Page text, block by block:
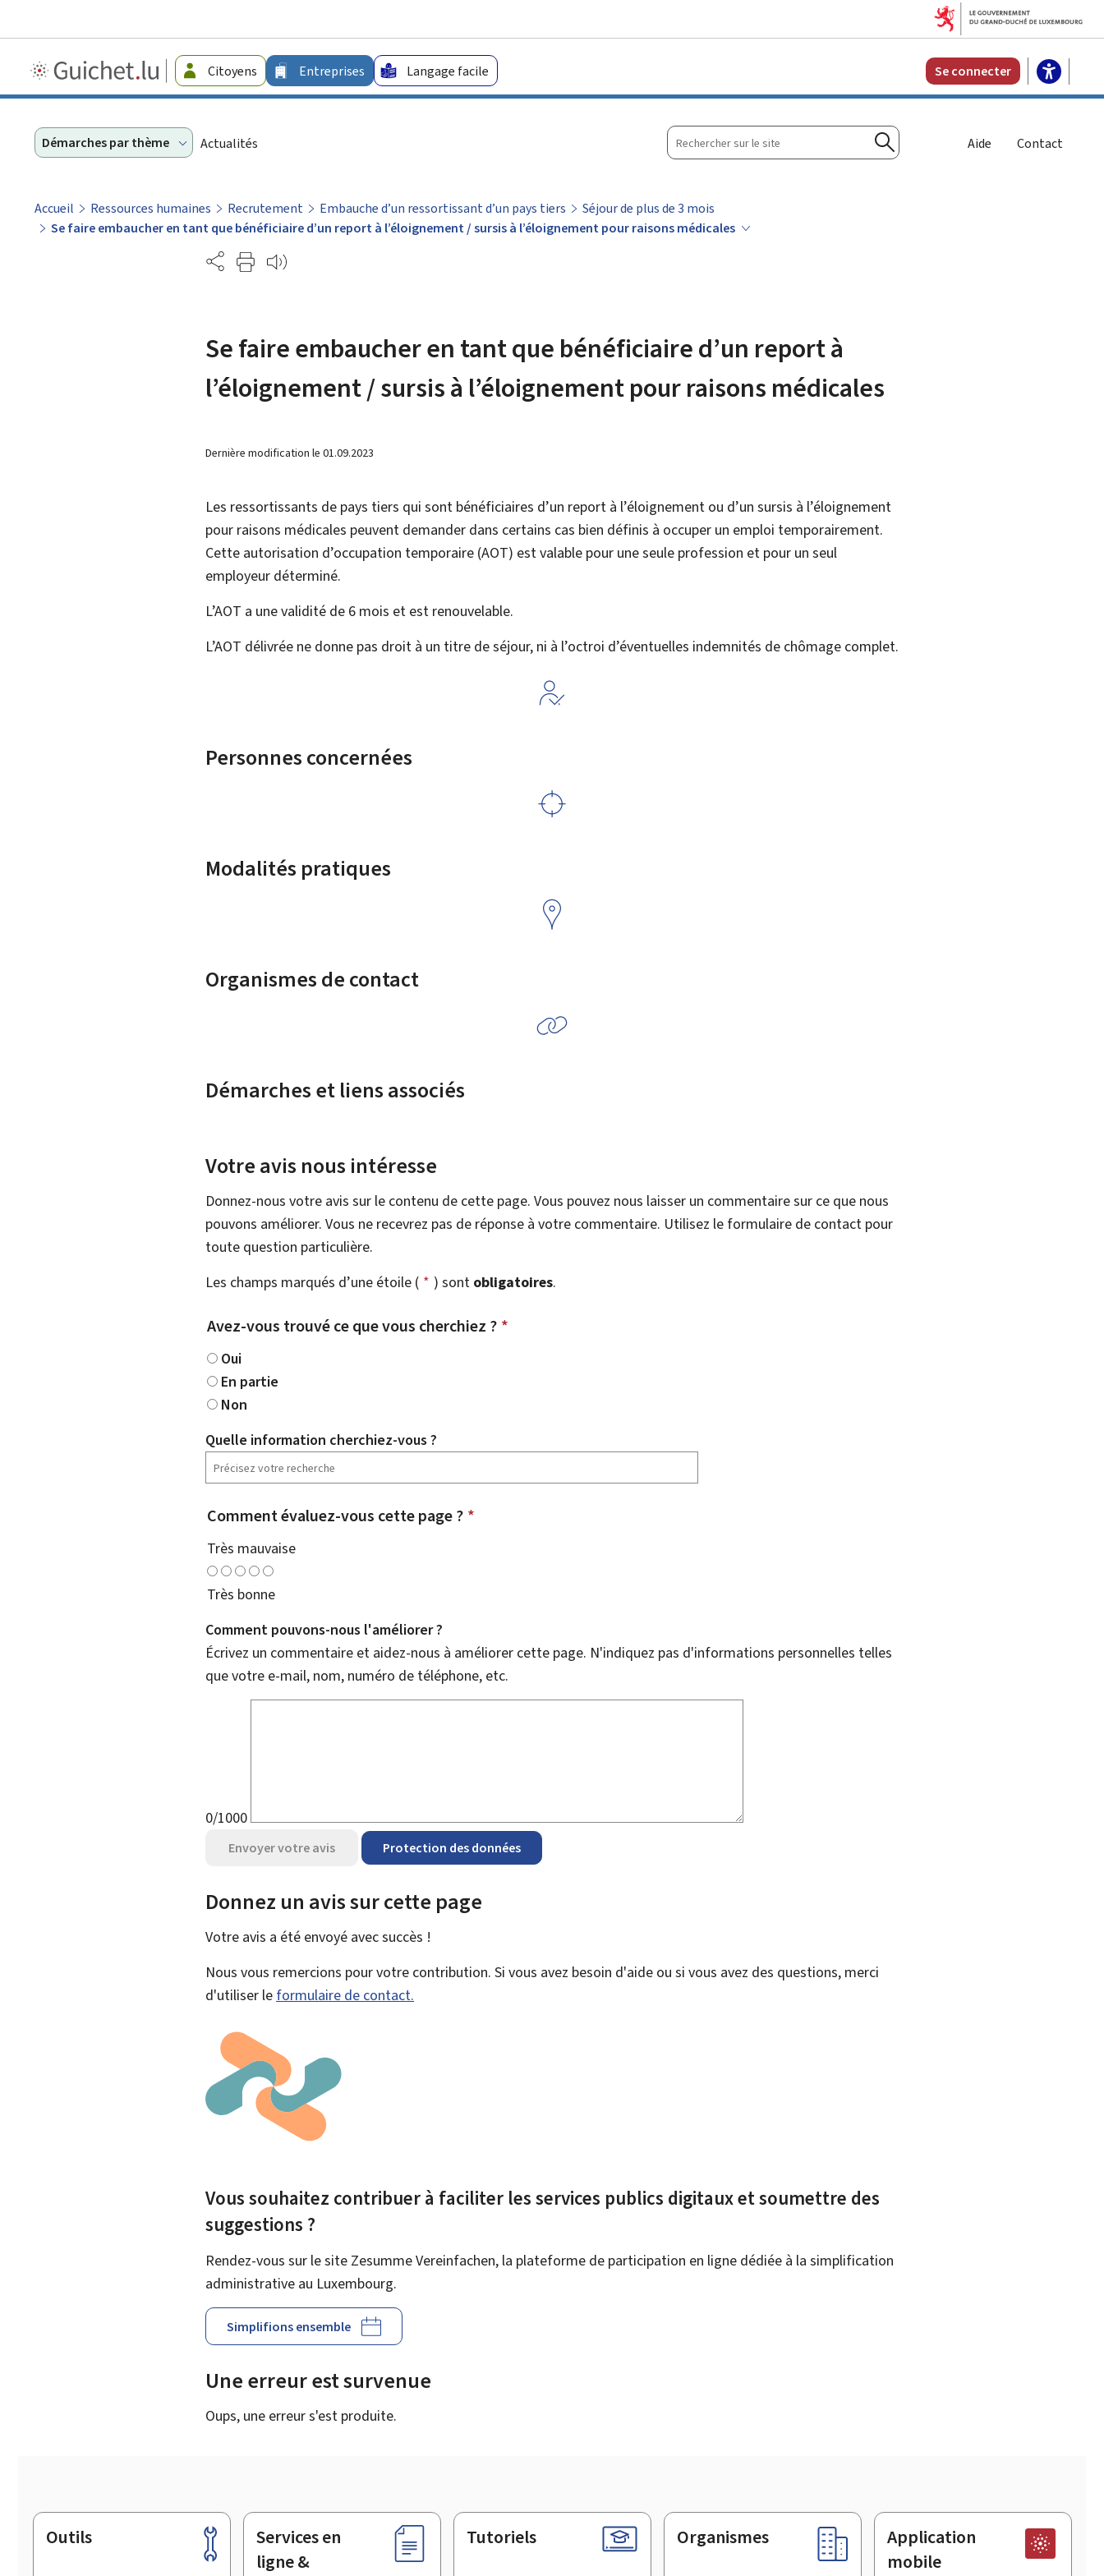
Guichet.lu
-
Citoyens Entreprises Langage facile Se connecter
Démarches par thème Actualités
Rechercher
sur
site
Rechercher
Aide Contact
Accueil Ressources humaines Recrutement Embauche d’un ressortissant d’un pays tiers
Séjour de plus de 3 mois
Se faire embaucher en tant que bénéficiaire d’un report à l’éloignement / sursis à l’éloignement pour raisons médicales
Partage
Se faire embaucher en tant que bénéficiaire d’un report à
l’éloignement / sursis à l’éloignement pour raisons médicales
Dernière modification le 01.09.2023
Les ressortissants de pays tiers qui sont bénéficiaires d’un report à l’éloignement ou d’un sursis à l’éloignement
pour raisons médicales peuvent demander dans certains cas bien définis à occuper un emploi temporairement.
Cette autorisation d’occupation temporaire (AOT) est valable pour une seule profession et pour un seul
employeur déterminé.
L’AOT a une validité de 6 mois et est renouvelable.
L’AOT délivrée ne donne pas droit à un titre de séjour, ni à l’octroi d’éventuelles indemnités de chômage complet.
Personnes concernées
Modalités pratiques
Organismes de contact
Démarches et liens associés
Votre avis nous intéresse
Donnez-nous votre avis sur le contenu de cette page. Vous pouvez nous laisser un commentaire sur ce que nous
pouvons améliorer. Vous ne recevrez pas de réponse à votre commentaire. Utilisez le formulaire de contact pour
toute question particulière.
Les champs marqués d’une étoile ( * ) sont obligatoires.
Avez-vous trouvé ce que vous cherchiez ? *
Oui
En partie
Non
Quelle information cherchiez-vous ?
Comment évaluez-vous cette page ? *
Très mauvaise
Très bonne
Comment pouvons-nous l'améliorer ?
Écrivez un commentaire et aidez-nous à améliorer cette page. N'indiquez pas d'informations personnelles telles
que votre e-mail, nom, numéro de téléphone, etc.
0/1000
Envoyer votre avis Protection des données
Donnez un avis sur cette page
Votre avis a été envoyé avecsuccès !
Nous vous remercions pour votre contribution. Si vous avez besoin d'aide ou si vous avez des questions, merci
d'utiliser le formulaire de contact.
Vous souhaitez contribuer à faciliter les services publics digitaux et soumettre des
suggestions ?
Rendez-vous sur le site Zesumme Vereinfachen, la plateforme de participation en ligne dédiée à la simplification
administrative au Luxembourg.
Simplifions ensemble
Une erreur est survenue
Oups, une erreur s'est produite.
Pied
Outils
Services en
ligne &
Tutoriels Organismes
Application
mobile